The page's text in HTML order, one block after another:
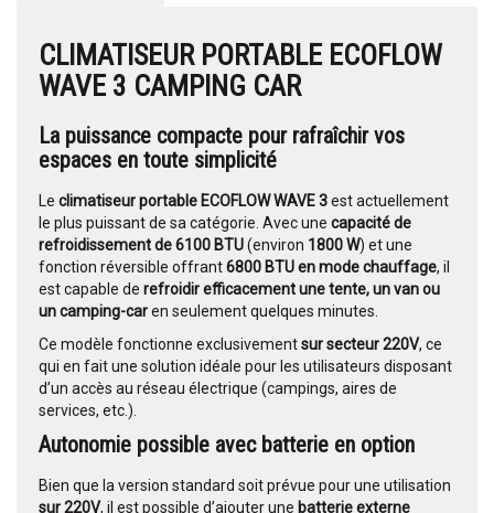
CLIMATISEUR PORTABLE ECOFLOW
WAVE 3 CAMPING CAR
La puissance compacte pour rafraîchir vos
espaces en toute simplicité
Le climatiseur portable ECOFLOW WAVE 3est actuellement
le plus puissant de sa catégorie. Avec une capacité de
refroidissement de 6100 BTU(environ 1800 W) et une
fonction réversible offrant6800 BTU en mode chauffage, il
est capable de refroidir efficacement une tente, un van ou
un camping-caren seulement quelques minutes.
Ce modèle fonctionne exclusivementsur secteur 220V, ce
qui en fait une solution idéale pour les utilisateurs disposant
d’un accès au réseau électrique (campings, aires de
services, etc.).
Autonomie possible avec batterie en option
Bien que la version standard soit prévue pour une utilisation
sur 220V, il est possible d’ajouter une batterie externe